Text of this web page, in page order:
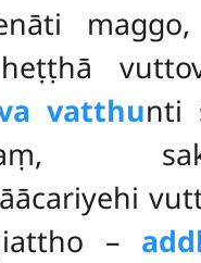
vatthunti
–